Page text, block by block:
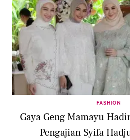
FASHION
Gaya Geng Mamayu
Pengajian Syifa